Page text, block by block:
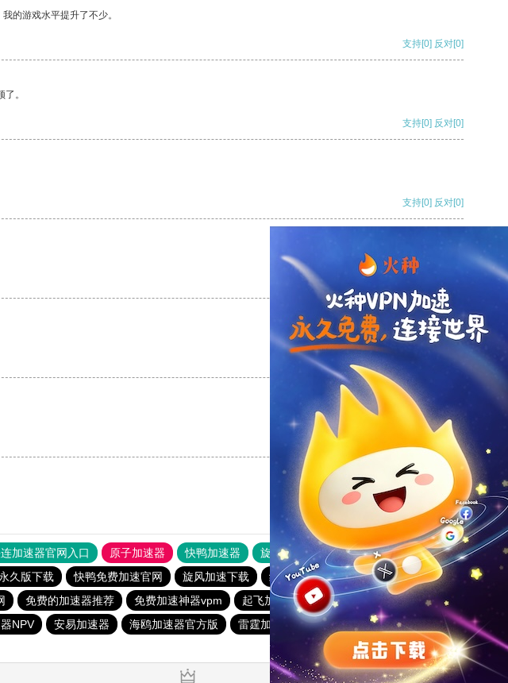
的游戏水平提升了不少。
支持[0] 反对[0]
。
支持[0] 反对[0]
支持[0] 反对[0]
反对
反对[0]
加速器官网入口 原子加速器 快鸭加速器 旋风加速度器 外网网址导航
软件中心
久版下载 快鸭免费加速官网 旋风加速下载
纸飞机加速器永久免费版
免费的加速器推荐 免费加速神器vpm 起飞加速器app下载
旋风加速下载
NPV 安易加速器 海鸥加速器官方版 雷霆加速
点点加速器